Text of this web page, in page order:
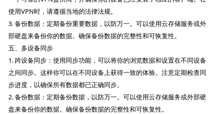
使用VPN时，请遵循当地的法律法规。
3. 备份数据：定期备份重要数据，以防万一。可以使用云存储服务或外
部硬盘来备份你的数据。确保备份数据的完整性和可恢复性。
五、多设备同步
1. 跨设备同步：使用同步功能，可以将你的浏览数据和设置在不同设备
之间同步。这样你可以在不同设备上获得一致的体验。注意定期检查同
步进度，以确保所有数据都已正确同步。
2. 备份数据：定期备份数据，以防万一。可以使用云存储服务或外部硬
盘来备份你的数据。确保备份数据的完整性和可恢复性。